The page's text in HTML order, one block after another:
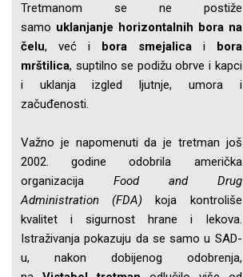
Tretmanom se ne postiže
samo uklanjanje horizontalnih bora na
čelu, već i bora smejalicai bora
mrštilica, suptilno se podižu obrve i kapci
i uklanja izgled ljutnje, umora i
začuđenosti.
Važno je napomenuti da je tretman još
2002. godine odobrila američka
organizacija Food and Drug
Administration (FDA) koja kontroliše
kvalitet i sigurnost hrane i lekova.
Istraživanja pokazuju da se samo u SAD-
u, nakon dobijenog odobrenja,